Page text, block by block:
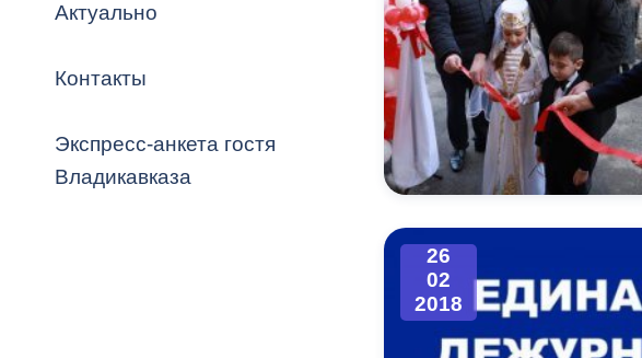
Владикавказ
Распоряжения, постановления
ОРВ и экспертиза НПА
Оценка деятельности органов
местного самоуправления
Открытые данные
Актуально
Контакты
Экспресс-анкета гостя
Владикавказа
26
02
2018